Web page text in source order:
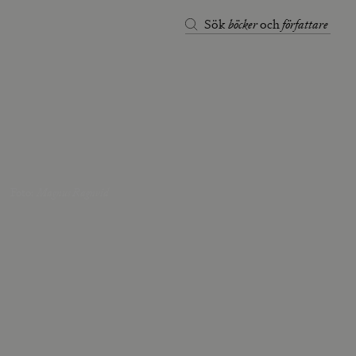
Sökböckerochförfattare